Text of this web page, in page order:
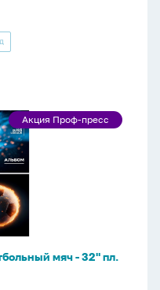
Акция
Акция Проф-пресс
мяч - 32" пл.